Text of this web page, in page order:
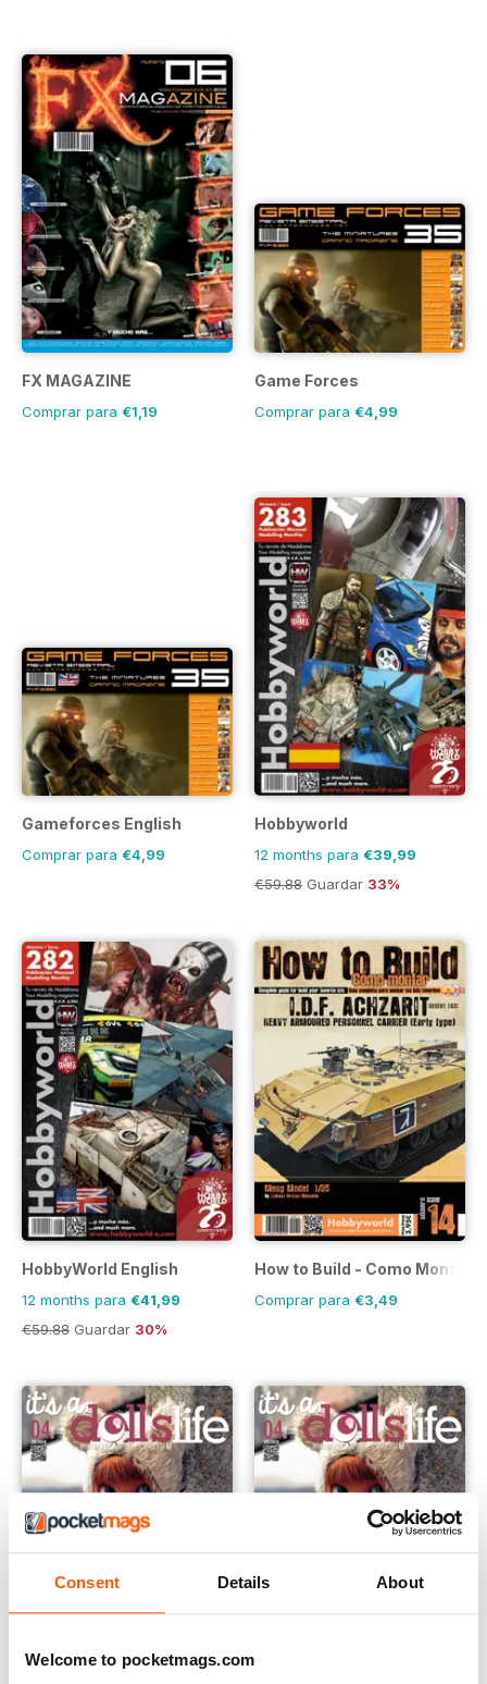
Consent Details About
Welcome to pocketmags.com
FX MAGAZINE
Comprar para €1,19
Game Forces
Comprar para €4,99
Gameforces English
Comprar para €4,99
Hobbyworld
12 months para €39,99
€59.88 Guardar 33%
HobbyWorld English
12 months para €41,99
€59.88 Guardar 30%
How to Build - Como Montar
Comprar para €3,49